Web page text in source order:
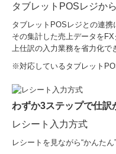
タブレットPOSレジか
タブレットPOSレジとの連携
その集計した売上データを
上仕訳の入力業務を省力化で
※対応しているタブレット
わずか3ステップで仕訳
レシート入力方式
レシートを見ながら“かんたん